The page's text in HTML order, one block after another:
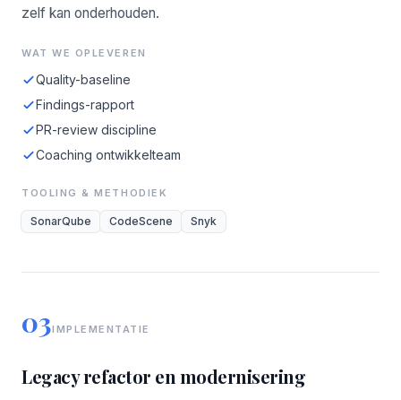
zelf kan onderhouden.
WAT WE OPLEVEREN
Quality-baseline
Findings-rapport
PR-review discipline
Coaching ontwikkelteam
TOOLING & METHODIEK
SonarQube CodeScene Snyk
03IMPLEMENTATIE
Legacy refactor en modernisering